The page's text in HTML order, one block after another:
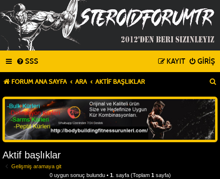
SSS GIRIŞ
KAYIT
FORUM ANA SAYFA ARA AKTIF BAŞLIKLAR
Aktif başlıklar
Gelişmiş aramaya git
0 uygun sonuç bulundu • 1. sayfa (Toplam 1sayfa)